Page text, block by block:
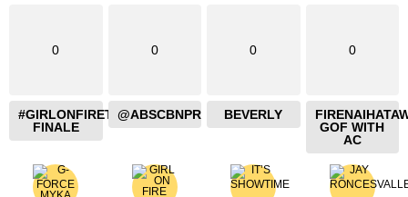
0
#GIRLONFIRETHEBLAZING
FINALE
0
@ABSCBNPR
0
BEVERLY
0
GOF WITH
AC